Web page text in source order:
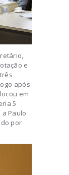
e
após
em
5
Paulo
por